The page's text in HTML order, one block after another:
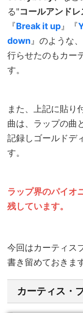
る"コールアンド
『Break it up 』『
down 』のような
行らせたのもカー
す。
また、上記に貼り
曲は、ラップの曲
記録しゴールドデ
す。
ラップ界のパイオ
残しています。
今回はカーティス
書き留めておきま
カーティス・